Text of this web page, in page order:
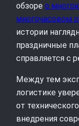
обзоре о
многочасовом
истории
праздничные
справляется с
Между тем
логистике
от
внедрения